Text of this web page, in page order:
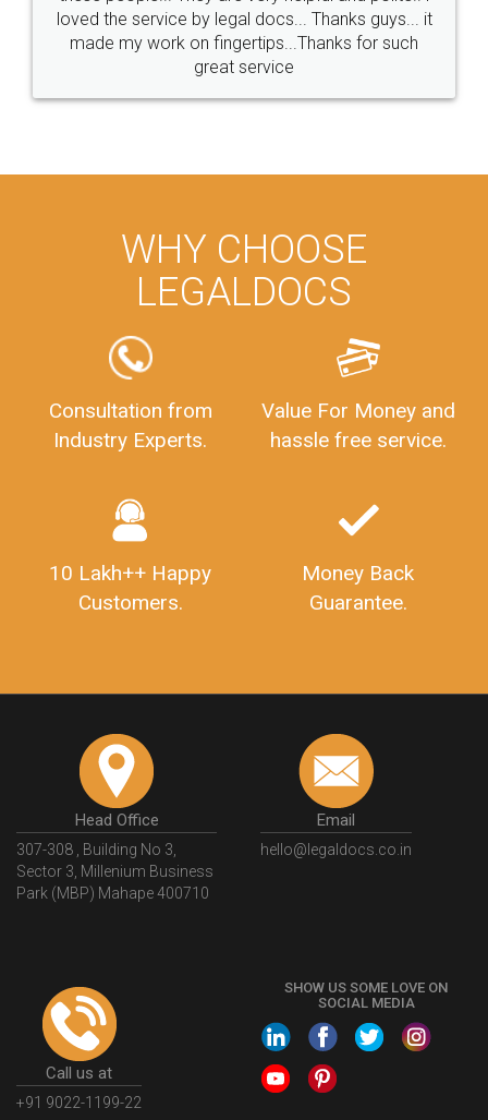
loved the service by legal docs... Thanks guys... it
made my work on fingertips...Thanks for such
great service
WHY CHOOSE
LEGALDOCS
Consultation from
Industry Experts.
Value For Money and
hassle free service.
10 Lakh++ Happy
Customers.
Money Back
Guarantee.
Head Office
307-308 , Building No 3,
Sector 3, Millenium Business
Park (MBP) Mahape 400710
Email
hello@legaldocs.co.in
Call us at
+91 9022-1199-22
SHOW US SOME LOVE ON
SOCIAL MEDIA